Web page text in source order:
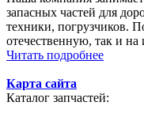
запасных частей для
техники, погрузчиков.
отечественную, так и
Читать подробнее
Карта сайта
Каталог запчастей: